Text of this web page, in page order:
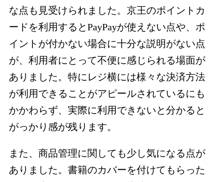
な点も見受けられました。京王のポイントカ
ードを利用するとPayPayが使えない点や、ポ
イントが付かない場合に十分な説明がない点
が、利用者にとって不便に感じられる場面が
ありました。特にレジ横には様々な決済方法
が利用できることがアピールされているにも
かかわらず、実際に利用できないと分かると
がっかり感が残ります。
また、商品管理に関しても少し気になる点が
ありました。書籍のカバーを付けてもらった